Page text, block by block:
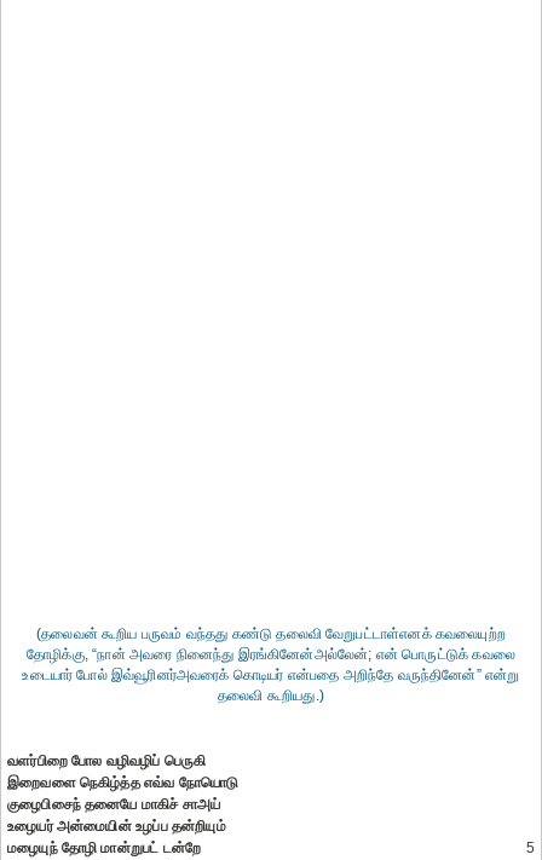
(தலைவன் கூறிய பருவம் வந்தது கண்டு தலைவி வேறுபட்டாள்எனக் கவலையுற்ற
தோழிக்கு, “நான் அவரை நினைந்து இரங்கினேன்அல்லேன்; என் பொருட்டுக் கவலை
உடையார் போல் இவ்வூரினர்அவரைக் கொடியர் என்பதை அறிந்தே வருந்தினேன்” என்று
தலைவி கூறியது.)
வளர்பிறை போல வழிவழிப் பெருகி
இறைவளை நெகிழ்த்த எவ்வ நோயொடு
குழைபிசைந் தனையே மாகிச் சாஅய்
உழையர் அன்மையின் உழப்ப தன்றியும்
மழையுந் தோழி மான்றுபட் டன்றே
5